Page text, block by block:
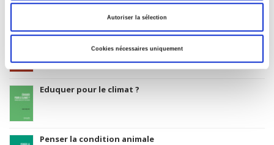
Autoriser la sélection
Cookies nécessaires uniquement
La violence au nom de la loi
Eduquer pour le climat ?
Penser la condition animale